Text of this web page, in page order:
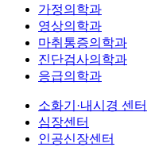
가정의학과
영상의학과
마취통증의학과
진단검사의학과
응급의학과
소화기·내시경 센터
심장센터
인공신장센터